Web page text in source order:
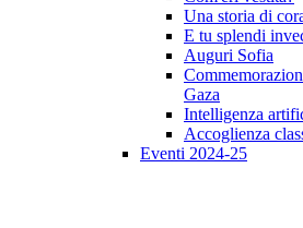
Una storia di
E tu splendi
Auguri Sofia
Gaza
Intelligenza
Accoglienza
Eventi 2024-25